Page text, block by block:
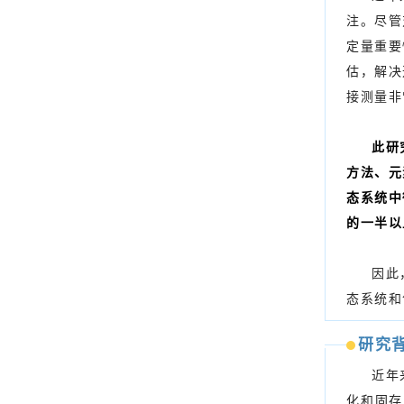
注。尽
定量重
估，解
接测量
此研
方法、
态系统
的一半
因
态系统
研究
近年
化和固